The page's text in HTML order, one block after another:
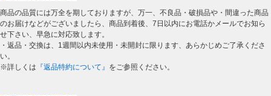
商品の品質には万全を期しておりますが、万一、不良品・破損品や・間違った商品
のお届けなどがございましたら、商品到着後、7日以内にお電話かメールでお知ら
せ下さい、早急に対応致します。
・返品・交換は、1週間以内未使用・未開封に限ります、あらかじめご了承くださ
い。
※詳しくは 『返品特約について』 をご参照ください。